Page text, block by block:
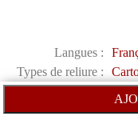
Langues :
Types de reliure :